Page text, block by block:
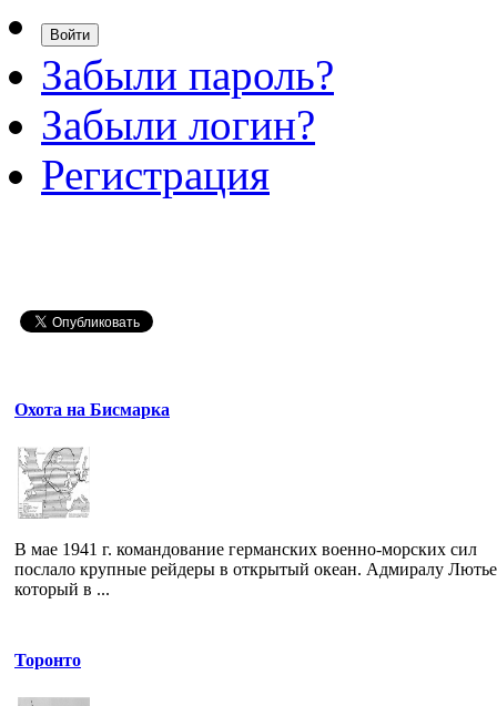
Забыли пароль?
Забыли логин?
Регистрация
Охота на Бисмарка
В мае 1941 г. командование германских военно-морских сил
послало крупные рейдеры в открытый океан. Адмиралу
который в ...
Торонто